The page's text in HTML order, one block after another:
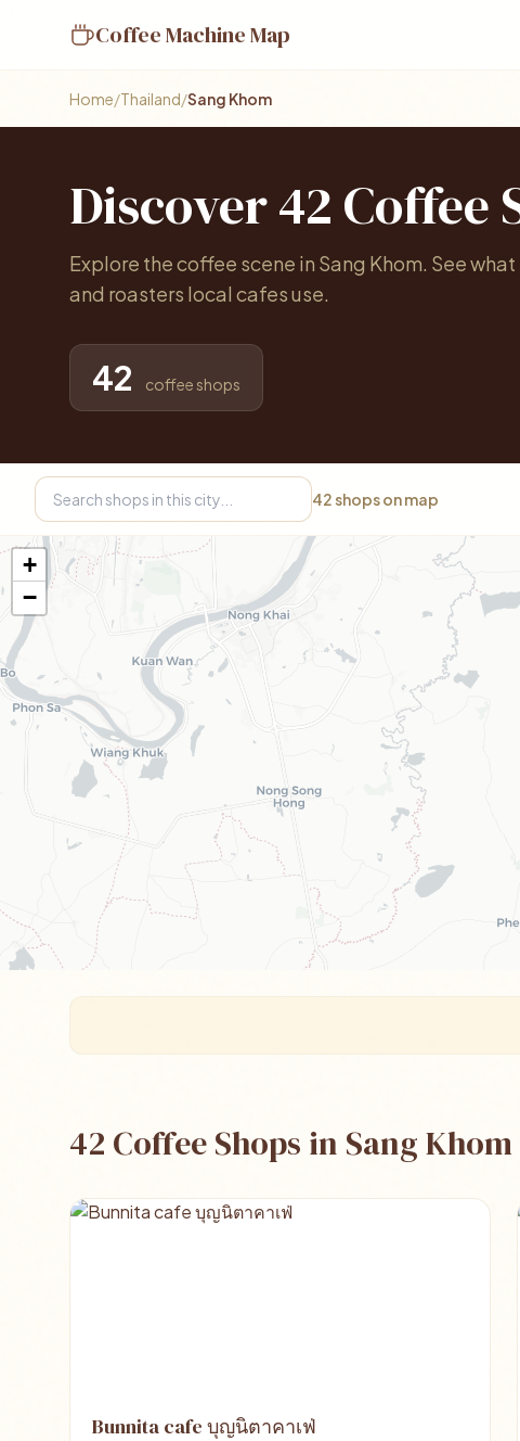
Coffee Machine Map
Home/Thailand/Sang Khom
Discover 42 Coffee
Explore the coffee scene in Sang Khom. See
and roasters local cafes use.
42 coffee shops
42 shops on map
+
−
42 Coffee Shops in Sang Khom
Bunnita cafe บุญนิตาคาเฟ่